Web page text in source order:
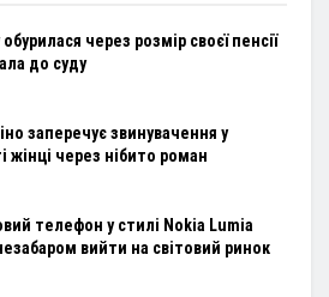
обурилася через розмір своєї пенсії
до суду
заперечує звинувачення у
жінці через нібито роман
телефон у стилі Nokia Lumia
вийти на світовий ринок